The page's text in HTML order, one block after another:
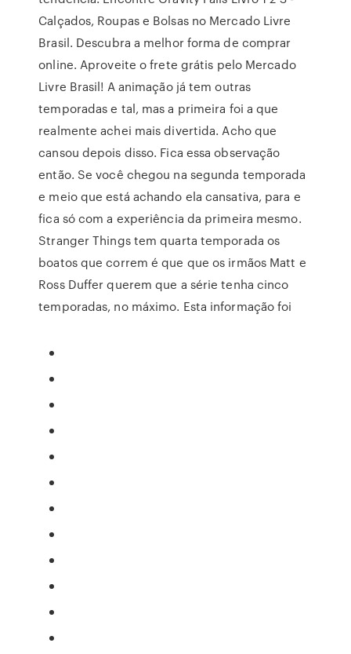
Calçados, Roupas e Bolsas no Mercado Livre
Brasil. Descubra a melhor forma de comprar
online. Aproveite o frete grátis pelo Mercado
Livre Brasil! A animação já tem outras
temporadas e tal, mas a primeira foi a que
realmente achei mais divertida. Acho que
cansou depois disso. Fica essa observação
então. Se você chegou na segunda temporada
e meio que está achando ela cansativa, para e
fica só com a experiência da primeira mesmo.
Stranger Things tem quarta temporada os
boatos que correm é que que os irmãos Matt e
Ross Duffer querem que a série tenha cinco
temporadas, no máximo. Esta informação foi